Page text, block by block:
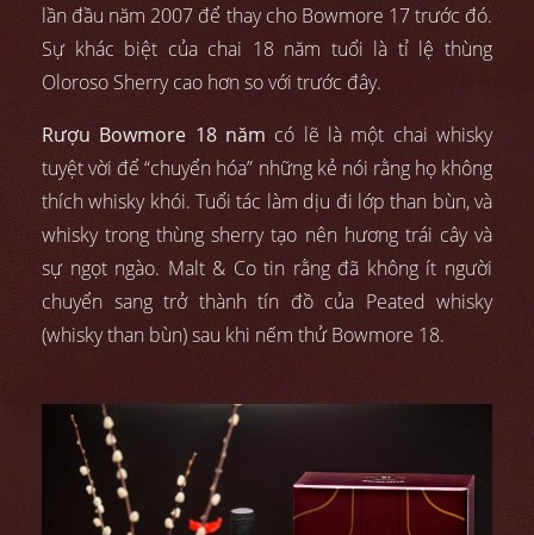
lần đầu năm 2007 để thay cho Bowmore 17 trước đó.
Sự khác biệt của chai 18 năm tuổi là tỉ lệ thùng
Oloroso Sherry cao hơn so với trước đây.
Rượu Bowmore 18 năm có lẽ là một chai whisky
tuyệt vời để “chuyển hóa” những kẻ nói rằng họ không
thích whisky khói. Tuổi tác làm dịu đi lớp than bùn, và
whisky trong thùng sherry tạo nên hương trái cây và
sự ngọt ngào. Malt & Co tin rằng đã không ít người
chuyển sang trở thành tín đồ của Peated whisky
(whisky than bùn) sau khi nếm thử Bowmore 18.